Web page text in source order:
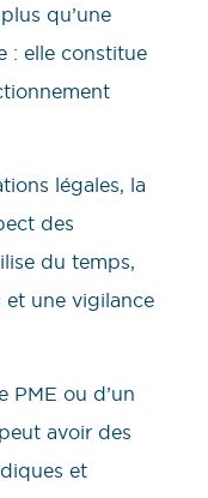
qu’une
: elle constitue
légales, la
des
du temps,
et une vigilance
PME ou d’un
avoir des
et